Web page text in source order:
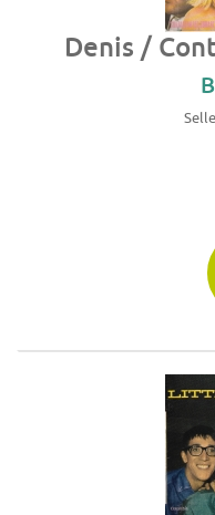
Denis /